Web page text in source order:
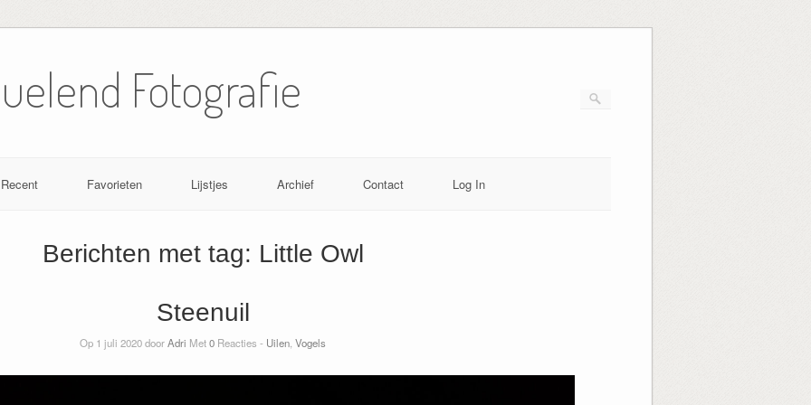
Fotografie
Recent Favorieten Lijstjes Archief Contact Log In
Berichten met tag: Little Owl
Steenuil
Op 1 juli 2020 doorAdri Met0 Reacties - Uilen Vogels